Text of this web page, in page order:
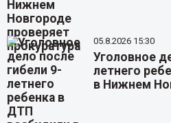
05.8.2026 15:30
Уголовное
летнего
в Нижнем